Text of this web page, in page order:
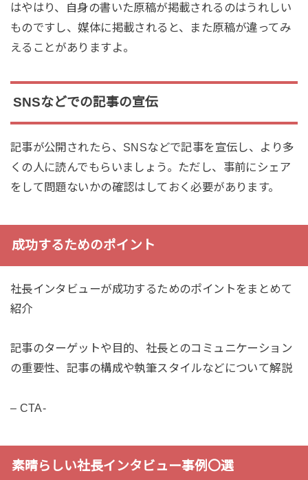
はやはり、自身の書いた原稿が掲載されるのはうれしい
ものですし、媒体に掲載されると、また原稿が違ってみ
えることがありますよ。
SNSなどでの記事の宣伝
記事が公開されたら、SNSなどで記事を宣伝し、より多
くの人に読んでもらいましょう。ただし、事前にシェア
をして問題ないかの確認はしておく必要があります。
成功するためのポイント
社長インタビューが成功するためのポイントをまとめて
紹介
記事のターゲットや目的、社長とのコミュニケーション
の重要性、記事の構成や執筆スタイルなどについて解説
– CTA-
素晴らしい社長インタビュー事例〇選